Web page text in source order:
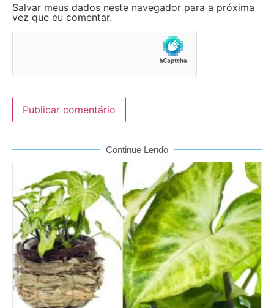
Salvar meus dados neste navegador para a próxima
vez que eu comentar.
Continue Lendo